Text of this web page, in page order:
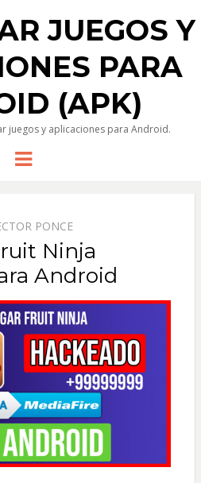
JUEGOS Y
PARA
(APK)
juegos y aplicaciones para Android.
Menu
PONCE
Ninja
Android